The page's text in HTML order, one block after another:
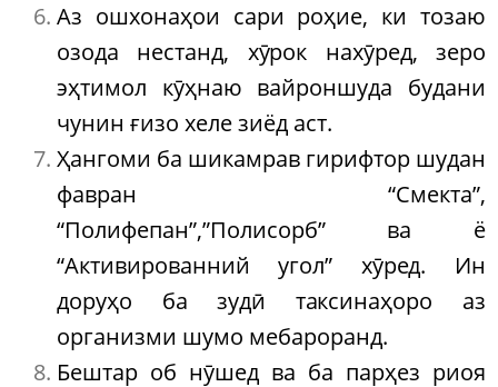
Аз ошхонаҳои сари роҳие, ки тозаю
озода нестанд, хӯрок нахӯред, зеро
эҳтимол кӯҳнаю вайроншуда будани
чунин ғизо хеле зиёд аст.
Ҳангоми ба шикамрав гирифтор шудан
фавран “Смекта”,
“Полифепан”,”Полисорб” ва ё
“Активированний угол” хӯред. Ин
доруҳо ба зудӣ таксинаҳоро аз
организми шумо мебароранд.
Бештар об нӯшед ва ба парҳез риоя